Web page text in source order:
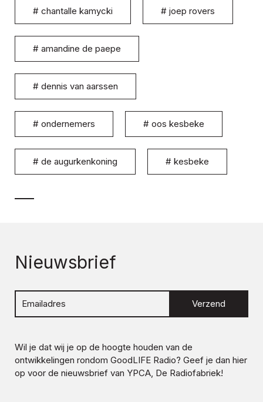
# chantalle kamycki # joep rovers
# amandine de paepe
# dennis van aarssen
# ondernemers # oos kesbeke
# de augurkenkoning # kesbeke
Nieuwsbrief
Verzend
Wil je dat wij je op de hoogte houden van de
ontwikkelingen rondom GoodLIFE Radio? Geef je dan hier
op voor de nieuwsbrief van YPCA, De Radiofabriek!